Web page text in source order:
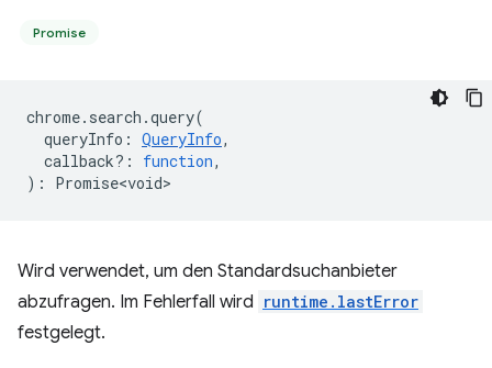
Promise
chrome. search .query(
queryInfo : QueryInfo,
callback? : function,
) : Promise<void>
Wird verwendet, um den Standardsuchanbieter
abzufragen. Im Fehlerfall wird runtime.lastError
festgelegt.